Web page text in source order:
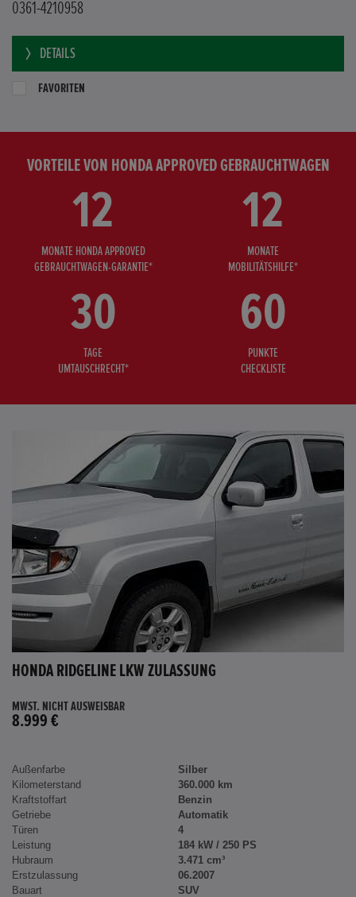
0361-4210958
DETAILS
FAVORITEN
VORTEILE VON HONDA APPROVED GEBRAUCHTWAGEN
12
MONATE HONDA APPROVED
GEBRAUCHTWAGEN-GARANTIE*
12
MONATE
MOBILITÄTSHILFE*
30
TAGE
UMTAUSCHRECHT*
60
PUNKTE
CHECKLISTE
HONDA RIDGELINE LKW ZULASSUNG
MWST. NICHT AUSWEISBAR
8.999 €
Außenfarbe
Silber
Kilometerstand
360.000 km
Kraftstoffart
Benzin
Getriebe
Automatik
Türen
4
Leistung
184 kW / 250 PS
Hubraum
3.471 cm³
Erstzulassung
06.2007
Bauart
SUV